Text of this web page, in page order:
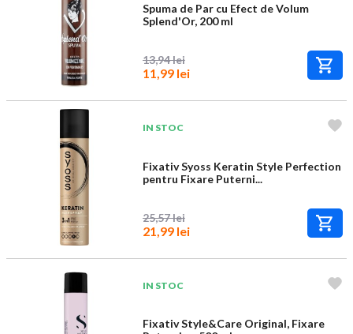
Spuma de Par cu Efect de Volum
Splend'Or, 200 ml
13,94 lei
11,99 lei
IN STOC
Fixativ Syoss Keratin Style Perfection
pentru Fixare Puterni...
25,57 lei
21,99 lei
IN STOC
Fixativ Style&Care Original, Fixare